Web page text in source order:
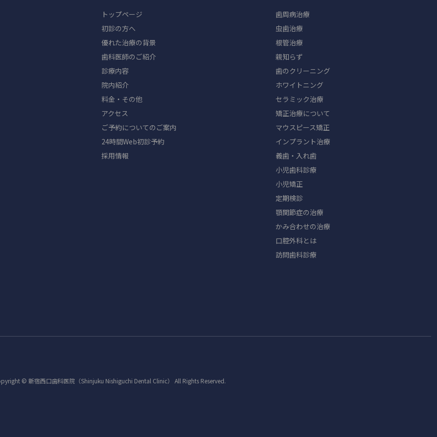
トップページ
初診の方へ
優れた治療の背景
歯科医師のご紹介
診療内容
院内紹介
料金・その他
アクセス
ご予約についてのご案内
24時間Web初診予約
採用情報
歯周病治療
虫歯治療
根管治療
親知らず
歯のクリーニング
ホワイトニング
セラミック治療
矯正治療について
マウスピース矯正
インプラント治療
義歯・入れ歯
小児歯科診療
小児矯正
定期検診
顎関節症の治療
かみ合わせの治療
口腔外科とは
訪問歯科診療
© 新宿西口歯科医院（Shinjuku Nishiguchi Dental Clinic） All Rights Reserved.